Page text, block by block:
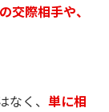
交際相手や、
く、 単に相